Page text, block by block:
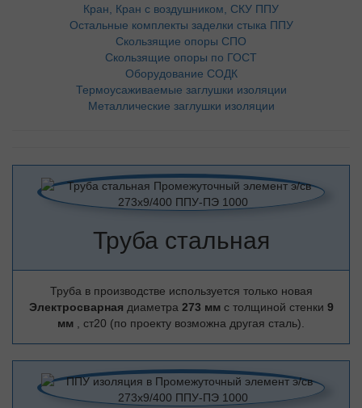
Кран, Кран с воздушником, СКУ ППУ
Остальные комплекты заделки стыка ППУ
Скользящие опоры СПО
Скользящие опоры по ГОСТ
Оборудование СОДК
Термоусаживаемые заглушки изоляции
Металлические заглушки изоляции
Труба стальная
Труба в производстве используется только новая
Электросварная диаметра 273 ммс толщиной стенки 9
мм , ст20 (по проекту возможна другая сталь).